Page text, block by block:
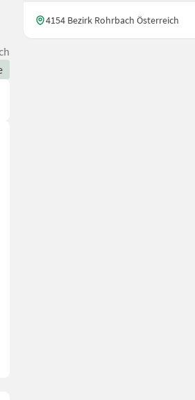
4154 Bezirk Rohrbach Österreich